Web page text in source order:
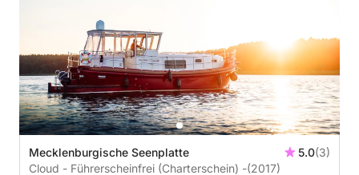
Mecklenburgische Seenplatte 5.0(3)
Cloud - Führerscheinfrei (Charterschein) -(2017)